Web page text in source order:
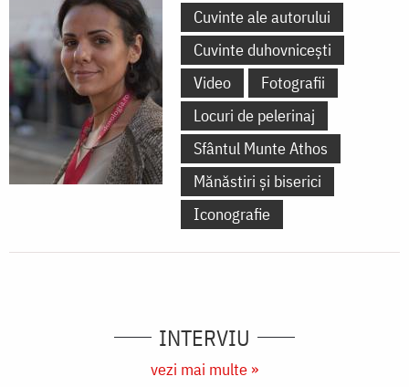
Cuvinte ale autorului
Cuvinte duhovnicești
Video
Fotografii
Locuri de pelerinaj
Sfântul Munte Athos
Mănăstiri și biserici
Iconografie
INTERVIU
vezi mai multe »